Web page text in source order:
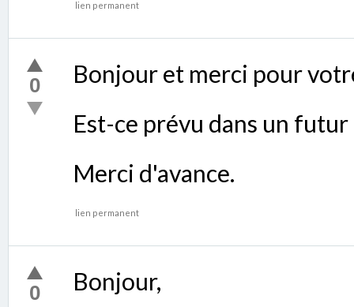
lien permanent
0
Bonjour et merci pour
Est-ce prévu dans un futur
Merci d'avance.
lien permanent
0
Bonjour,